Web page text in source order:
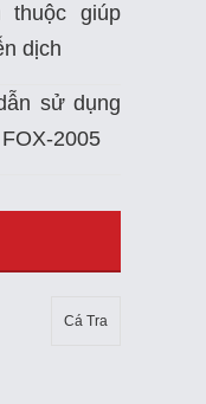
thuộc giúp
dịch
sử dụng
2005
Cá Tra